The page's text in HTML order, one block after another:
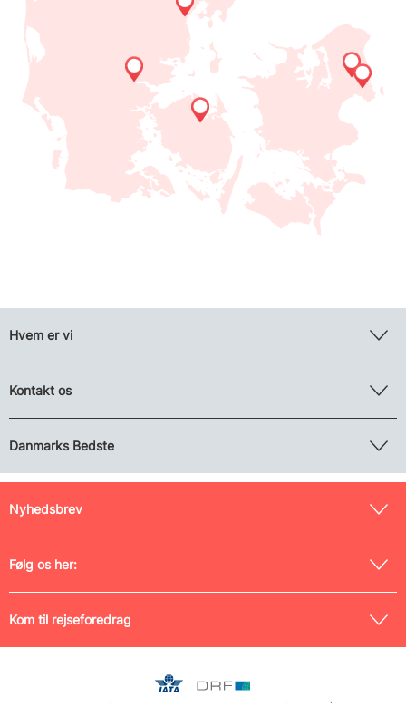
Hvem er vi
Kontakt os
Danmarks Bedste
Nyhedsbrev
Følg os her:
Kom til rejseforedrag
Medlem af Danmarks Rejsebureau-Forening (nr. 0042) og